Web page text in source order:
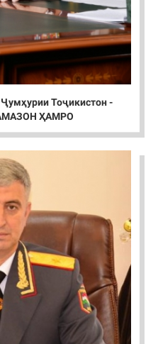
Тоҷикистон -
ҲАМРО